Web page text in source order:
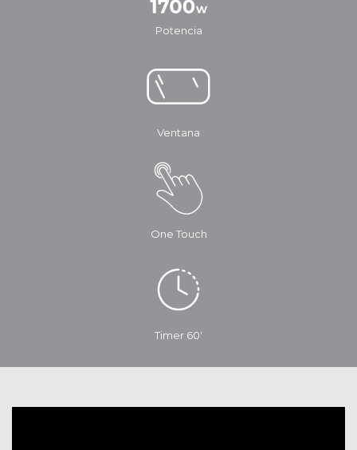
Potencia
Ventana
One Touch
Timer 60'